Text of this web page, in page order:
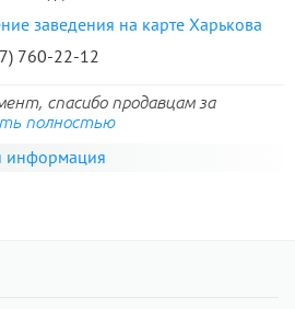
заведения на карте Харькова
760-22-12
спасибо продавцам за
полностью
информация